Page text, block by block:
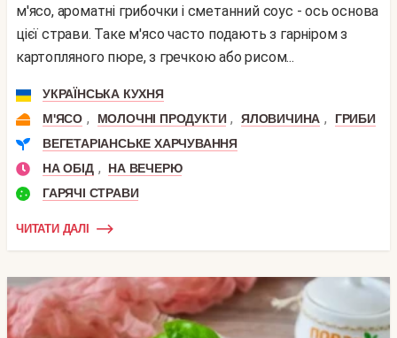
м'ясо, ароматні грибочки і сметанний соус - ось основа
цієї страви. Таке м'ясо часто подають з гарніром з
картопляного пюре, з гречкою або рисом...
УКРАЇНСЬКА КУХНЯ
М'ЯСО , МОЛОЧНІ ПРОДУКТИ , ЯЛОВИЧИНА ,
ГРИБИ
ВЕГЕТАРІАНСЬКЕ ХАРЧУВАННЯ
НА ОБІД ,
НА ВЕЧЕРЮ
ГАРЯЧІ СТРАВИ
ЧИТАТИ ДАЛІ